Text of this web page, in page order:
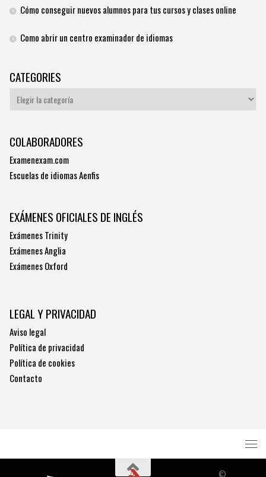
Cómo conseguir nuevos alumnos para tus cursos y clases online
Como abrir un centro examinador de idiomas
CATEGORIES
Categories
COLABORADORES
Examenexam.com
Escuelas de idiomas Aenfis
EXÁMENES OFICIALES DE INGLÉS
Exámenes Trinity
Exámenes Anglia
Exámenes Oxford
LEGAL Y PRIVACIDAD
Aviso legal
Política de privacidad
Política de cookies
Contacto